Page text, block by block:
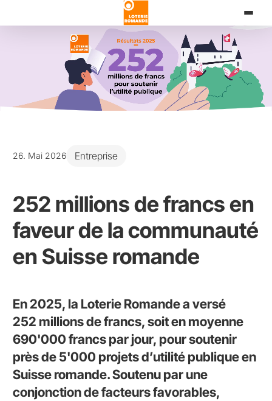
26. Mai 2026 Entreprise
252 millions de francs en
faveur de la communauté
en Suisse romande
En 2025, la Loterie Romande a versé
252 millions de francs, soit en moyenne
690'000 francs par jour, pour soutenir
près de 5'000 projets d’utilité publique en
Suisse romande. Soutenu par une
conjonction de facteurs favorables,